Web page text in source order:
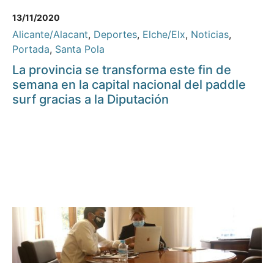
13/11/2020
Alicante/Alacant, Deportes, Elche/Elx, Noticias,
Portada, Santa Pola
La provincia se transforma este fin de
semana en la capital nacional del paddle
surf gracias a la Diputación